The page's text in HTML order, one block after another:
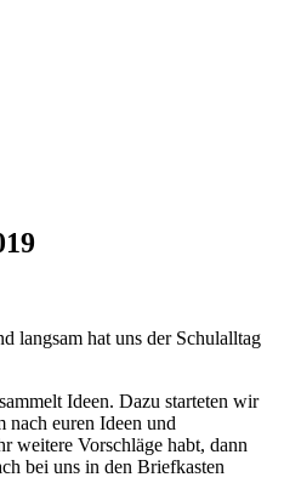
langsam hat uns der Schulalltag
Ideen. Dazu starteten wir
nach euren Ideen und
weitere Vorschläge habt, dann
bei uns in den Briefkasten